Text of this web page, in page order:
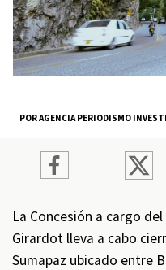
POR AGENCIA PERIODISMO
La Concesión a cargo
Girardot lleva a cabo
Sumapaz ubicado entre